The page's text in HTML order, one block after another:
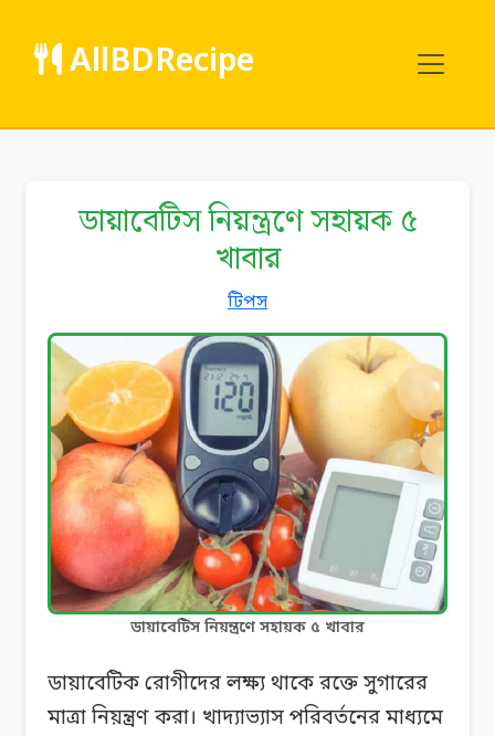
AllBDRecipe
ডায়াবেটিস নিয়ন্ত্রণে সহায়ক ৫
খাবার
টিপস
ডায়াবেটিস নিয়ন্ত্রণে সহায়ক ৫ খাবার
ডায়াবেটিক রোগীদের লক্ষ্য থাকে রক্তে সুগারের
মাত্রা নিয়ন্ত্রণ করা। খাদ্যাভ্যাস পরিবর্তনের মাধ্যমে